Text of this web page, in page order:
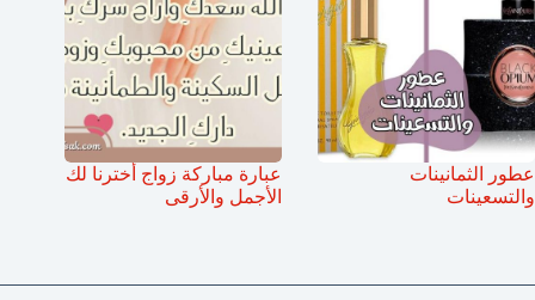
عطور الثمانينات
والتسعينات
عبارة مباركة زواج أخترنا لك
الأجمل والأرقى